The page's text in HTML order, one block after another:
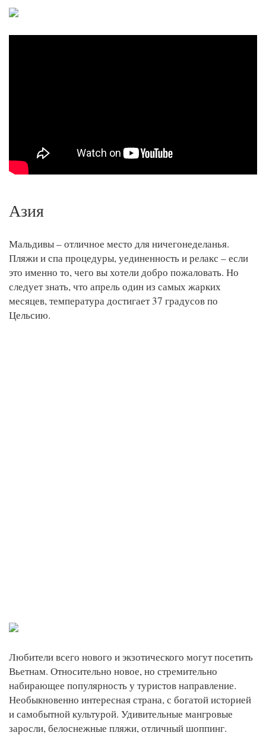
Азия
Мальдивы – отличное место для ничегонеделанья.
Пляжи и спа процедуры, уединенность и релакс – если
это именно то, чего вы хотели добро пожаловать. Но
следует знать, что апрель один из самых жарких
месяцев, температура достигает 37 градусов по
Цельсию.
Любители всего нового и экзотического могут посетить
Вьетнам. Относительно новое, но стремительно
набирающее популярность у туристов направление.
Необыкновенно интересная страна, с богатой историей
и самобытной культурой. Удивительные мангровые
заросли, белоснежные пляжи, отличный шоппинг.